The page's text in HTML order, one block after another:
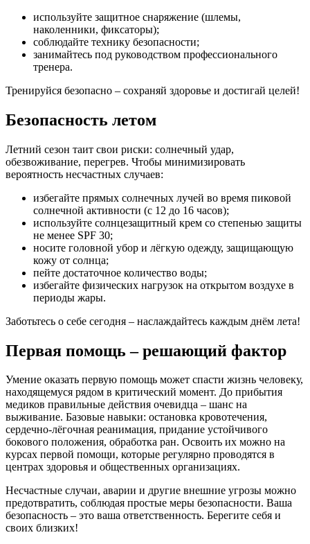
используйте защитное снаряжение (шлемы,
наколенники, фиксаторы);
соблюдайте технику безопасности;
занимайтесь под руководством профессионального
тренера.
Тренируйся безопасно – сохраняй здоровье и достигай целей!
Безопасность летом
Летний сезон таит свои риски: солнечный удар,
обезвоживание, перегрев. Чтобы минимизировать
вероятность несчастных случаев:
избегайте прямых солнечных лучей во время пиковой
солнечной активности (с 12 до 16 часов);
используйте солнцезащитный крем со степенью защиты
не менее SPF 30;
носите головной убор и лёгкую одежду, защищающую
кожу от солнца;
пейте достаточное количество воды;
избегайте физических нагрузок на открытом воздухе в
периоды жары.
Заботьтесь о себе сегодня – наслаждайтесь каждым днём лета!
Первая помощь – решающий фактор
Умение оказать первую помощь может спасти жизнь человеку,
находящемуся рядом в критический момент. До прибытия
медиков правильные действия очевидца – шанс на
выживание. Базовые навыки: остановка кровотечения,
сердечно-лёгочная реанимация, придание устойчивого
бокового положения, обработка ран. Освоить их можно на
курсах первой помощи, которые регулярно проводятся в
центрах здоровья и общественных организациях.
Несчастные случаи, аварии и другие внешние угрозы можно
предотвратить, соблюдая простые меры безопасности. Ваша
безопасность – это ваша ответственность. Берегите себя и
своих близких!